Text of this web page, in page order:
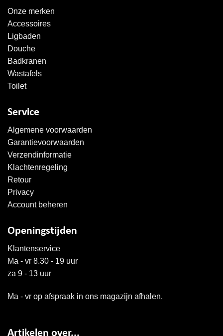
Onze merken
Accessoires
Ligbaden
Douche
Badkranen
Wastafels
Toilet
Service
Algemene voorwaarden
Garantievoorwaarden
Verzendinformatie
Klachtenregeling
Retour
Privacy
Account beheren
Openingstijden
Klantenservice
Ma - vr 8.30 - 19 uur
za 9 - 13 uur
Ma - vr op afspraak in ons magazijn afhalen.
Artikelen over...